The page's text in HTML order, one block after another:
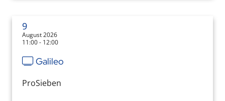
9
August 2026
11:00 - 12:00
Galileo
ProSieben